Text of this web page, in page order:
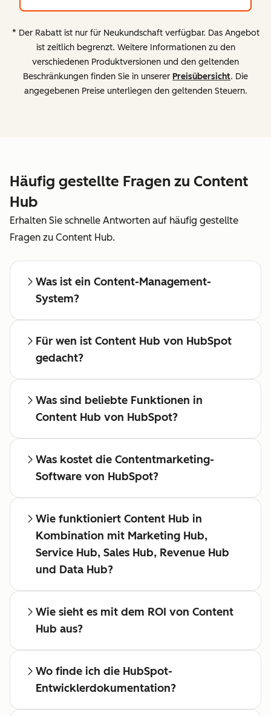
* Der Rabatt ist nur für Neukundschaft verfügbar. Das Angebot
ist zeitlich begrenzt. Weitere Informationen zu den
verschiedenen Produktversionen und den geltenden
Beschränkungen finden Sie in unserer Preisübersicht. Die
angegebenen Preise unterliegen den geltenden Steuern.
Häufig gestellte Fragen zu Content
Hub
Erhalten Sie schnelle Antworten auf häufig gestellte
Fragen zu Content Hub.
Was ist ein Content-Management-
System?
Für wen ist Content Hub von HubSpot
gedacht?
Was sind beliebte Funktionen in
Content Hub von HubSpot?
Was kostet die Contentmarketing-
Software von HubSpot?
Wie funktioniert Content Hub in
Kombination mit Marketing Hub,
Service Hub, Sales Hub, Revenue Hub
und Data Hub?
Wie sieht es mit dem ROI von Content
Hub aus?
Wo finde ich die HubSpot-
Entwicklerdokumentation?